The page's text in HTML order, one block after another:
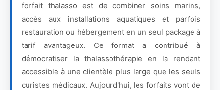
forfait thalasso est de combiner soins marins,
accès aux installations aquatiques et parfois
restauration ou hébergement en un seul package à
tarif avantageux. Ce format a contribué à
démocratiser la thalassothérapie en la rendant
accessible à une clientèle plus large que les seuls
curistes médicaux. Aujourd'hui, les forfaits vont de